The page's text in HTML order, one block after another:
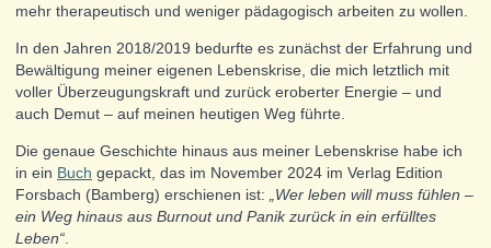
mehr therapeutisch und weniger pädagogisch arbeiten zu wollen.
In den Jahren 2018/2019 bedurfte es zunächst der Erfahrung und
Bewältigung meiner eigenen Lebenskrise, die mich letztlich mit
voller Überzeugungskraft und zurück eroberter Energie – und
auch Demut – auf meinen heutigen Weg führte.
Die genaue Geschichte hinaus aus meiner Lebenskrise habe ich
in ein Buch gepackt, das im November 2024 im Verlag Edition
Forsbach (Bamberg) erschienen ist:
„Wer leben will muss fühlen –
ein Weg hinaus aus Burnout und Panik zurück in ein erfülltes
Leben“